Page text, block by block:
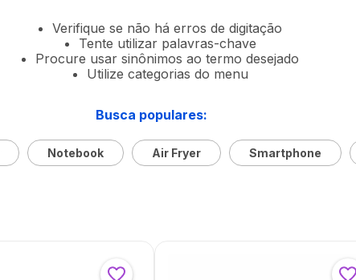
Verifique se não há erros de digitação
Tente utilizar palavras-chave
Procure usar sinônimos ao termo desejado
Utilize categorias do menu
Busca populares:
Notebook Air Fryer Smartphone